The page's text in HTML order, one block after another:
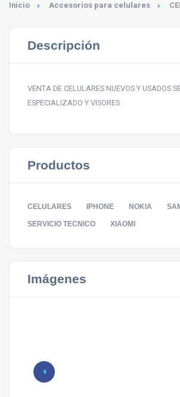
Inicio Accesorios para celulares
Descripción
VENTA DE CELULARES NUEVOS Y USADOS
ESPECIALIZADO Y VISORES
Productos
CELULARES IPHONE NOKIA
SERVICIO TECNICO XIAOMI
Imágenes